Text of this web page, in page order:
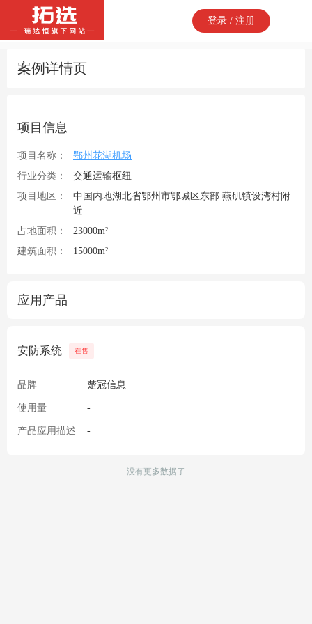
登录 / 注册
案例详情页
项目信息
项目名称：
鄂州花湖机场
行业分类：
交通运输枢纽
项目地区：
中国内地湖北省鄂州市鄂城区东部 燕矶镇设湾村附
近
占地面积：
23000m²
建筑面积：
15000m²
应用产品
安防系统 在售
品牌 楚冠信息
使用量 -
产品应用描述 -
没有更多数据了